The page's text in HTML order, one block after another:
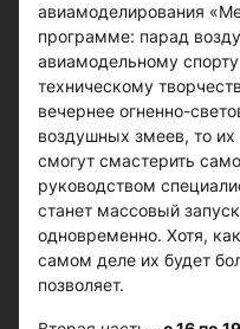
авиамоделирования
программе: парад
авиамодельному
техническому
вечернее огненно-
воздушных змеев, то
смогут смастерить
руководством
станет массовый
одновременно. Хотя,
самом деле их будет
позволяет.